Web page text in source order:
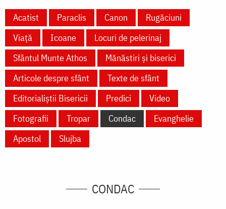
Acatist Paraclis Canon
Rugăciuni
Viață
Icoane
Locuri de pelerinaj
Sfântul Munte Athos
Mănăstiri și biserici
Articole despre sfânt
Texte de sfânt
Editorialiștii Bisericii
Predici
Video
Fotografii
Tropar Condac
Evanghelie
Apostol
Slujba
CONDAC